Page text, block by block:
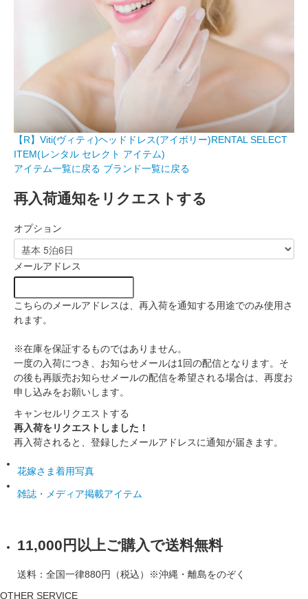
【R】Viti(ヴィティ)ヘッドドレス(アイボリー)RENTAL SELECT
ITEM(レンタル セレクト アイテム)
アイテム一覧に戻る ブランド一覧に戻る
再入荷通知をリクエストする
オプション
メールアドレス
こちらのメールアドレスは、再入荷を通知する用途でのみ使用さ
れます。
※在庫を保証するものではありません。
一度の入荷につき、お知らせメールは1回の配信となります。そ
の後も再販売お知らせメールの配信を希望される場合は、再度お
申し込みをお願いします。
キャンセルリクエストする
再入荷をリクエストしました！
再入荷されると、登録したメールアドレスに通知が届きます。
花嫁さま着用写真
雑誌・メディア掲載アイテム
11,000円以上ご購入で送料無料
送料：全国一律880円（税込）※沖縄・離島をのぞく
OTHER SERVICE